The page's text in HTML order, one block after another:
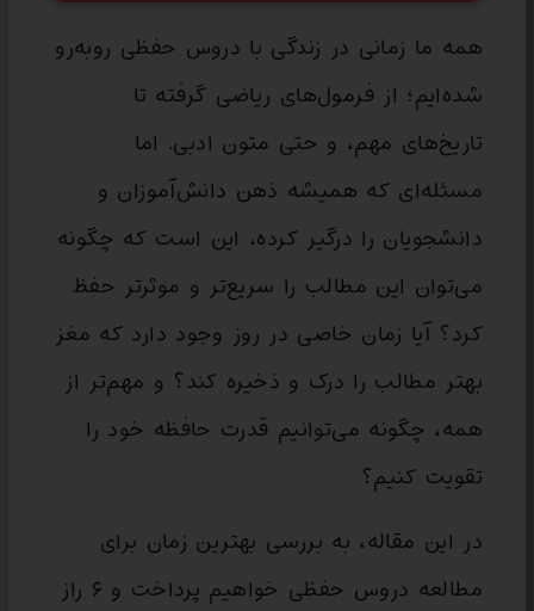
همه ما زمانی در زندگی با دروس حفظی روبه‌رو
شده‌ایم؛ از فرمول‌های ریاضی گرفته تا
تاریخ‌های مهم، و حتی متون ادبی. اما
مسئله‌ای که همیشه ذهن دانش‌آموزان و
دانشجویان را درگیر کرده، این است که چگونه
می‌توان این مطالب را سریع‌تر و موثرتر حفظ
کرد؟ آیا زمان خاصی در روز وجود دارد که مغز
بهتر مطالب را درک و ذخیره کند؟ و مهم‌تر از
همه، چگونه می‌توانیم قدرت حافظه خود را
تقویت کنیم؟
در این مقاله، به بررسی بهترین زمان برای
مطالعه دروس حفظی خواهیم پرداخت و ۶ راز